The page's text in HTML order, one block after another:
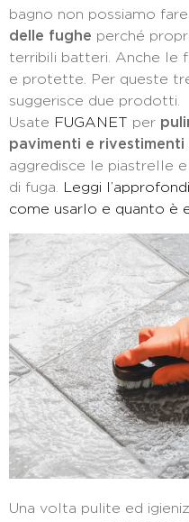
bagno non possiamo
delle fughe perché
terribili batteri. Anche le
e protette. Per queste
suggerisce due prodotti.
Usate FUGANET per
pavimenti e rivestimenti
aggredisce le piastrelle
di fuga. Leggi
come usarlo e quanto è
Una volta pulite ed